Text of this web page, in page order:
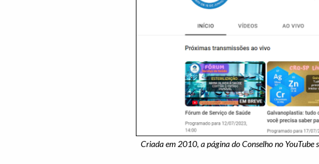
Criada em 2010, a página do Conselho no YouTube